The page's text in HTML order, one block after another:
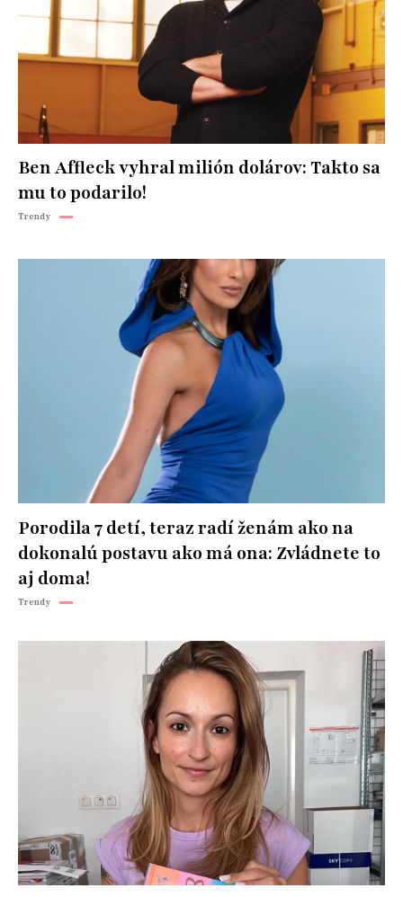
Ben Affleck vyhral milión dolárov: Takto sa
mu to podarilo!
Trendy
Porodila 7 detí, teraz radí ženám ako na
dokonalú postavu ako má ona: Zvládnete to
aj doma!
Trendy